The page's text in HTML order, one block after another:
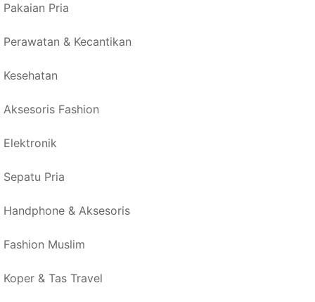
Pakaian Pria
Perawatan & Kecantikan
Kesehatan
Aksesoris Fashion
Elektronik
Sepatu Pria
Handphone & Aksesoris
Fashion Muslim
Koper & Tas Travel